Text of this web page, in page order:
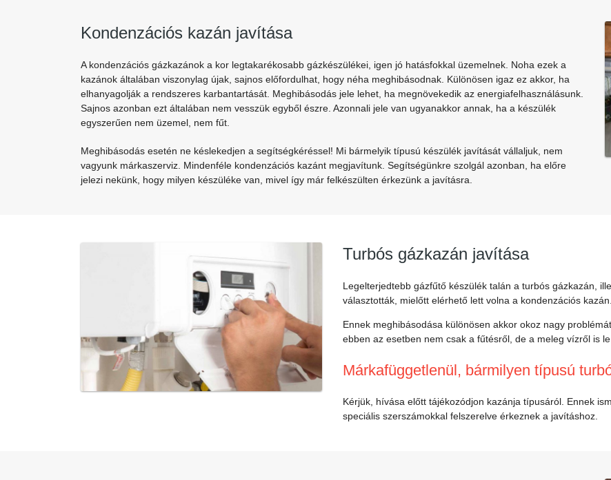
Kondenzációs kazán javítása
A kondenzációs gázkazánok a kor legtakarékosabb gázkészülékei, igen jó hatásfokkal üzemelnek. Noha ezek a
kazánok általában viszonylag újak, sajnos előfordulhat, hogy néha meghibásodnak. Különösen igaz ez akkor, ha
elhanyagolják a rendszeres karbantartását. Meghibásodás jele lehet, ha megnövekedik az energiafelhasználásunk.
Sajnos azonban ezt általában nem vesszük egyből észre. Azonnali jele van ugyanakkor annak, ha a készülék
egyszerűen nem üzemel, nem fűt.
Meghibásodás esetén ne késlekedjen a segítségkéréssel! Mi bármelyik típusú készülék javítását vállaljuk, nem
vagyunk márkaszerviz. Mindenféle kondenzációs kazánt megjavítunk. Segítségünkre szolgál azonban, ha előre
jelezi nekünk, hogy milyen készüléke van, mivel így már felkészülten érkezünk a javításra.
Turbós gázkazán javítása
Legelterjedtebb gázfűtő készülék talán a turbós gázkazán,
választották, mielőtt elérhető lett volna a kondenzációs kazán.
Ennek meghibásodása különösen akkor okoz nagy
ebben az esetben nem csak a fűtésről, de a meleg vízről is
Márkafüggetlenül, bármilyen típusú
Kérjük, hívása előtt tájékozódjon kazánja típusáról. Ennek
speciális szerszámokkal felszerelve érkeznek a javításhoz.